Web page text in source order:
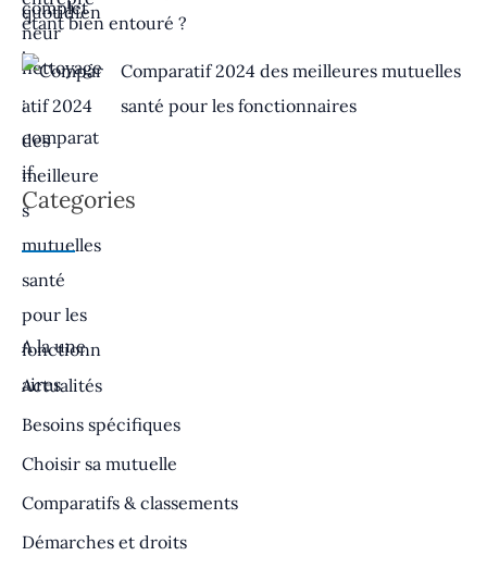
étant bien entouré ?
Comparatif 2024 des meilleures mutuelles
santé pour les fonctionnaires
Categories
A la une
Actualités
Besoins spécifiques
Choisir sa mutuelle
Comparatifs & classements
Démarches et droits